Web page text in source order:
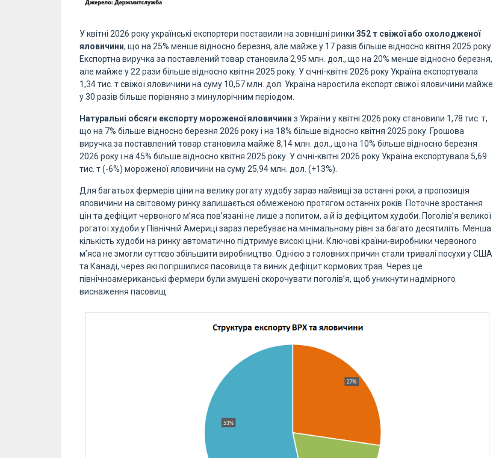
У квітні 2026 року українські експортери поставили на зовнішні ринки 352 т свіжої або охолодженої
яловичини, що на 25% менше відносно березня, але майже у 17 разів більше відносно квітня 2025 року.
Експортна виручка за поставлений товар становила 2,95 млн. дол., що на 20% менше відносно березня,
але майже у 22 рази більше відносно квітня 2025 року. У січні-квітні 2026 року Україна експортувала
1,34 тис. т свіжої яловичини на суму 10,57 млн. дол. Україна наростила експорт свіжої яловичини майже
у 30 разів більше порівняно з минулорічним періодом.
Натуральні обсяги експорту мороженої яловичини з України у квітні 2026 року становили 1,78 тис. т,
що на 7% більше відносно березня 2026 року і на 18% більше відносно квітня 2025 року. Грошова
виручка за поставлений товар становила майже 8,14 млн. дол., що на 10% більше відносно березня
2026 року і на 45% більше відносно квітня 2025 року. У січні-квітні 2026 року Україна експортувала 5,69
тис. т (-6%) мороженої яловичини на суму 25,94 млн. дол. (+13%).
Для багатьох фермерів ціни на велику рогату худобу зараз найвищі за останні роки, а пропозиція
яловичини на світовому ринку залишається обмеженою протягом останніх років. Поточне зростання
цін та дефіцит червоного м’яса пов’язані не лише з попитом, а й із дефіцитом худоби. Поголів’я великої
рогатої худоби у Північній Америці зараз перебуває на мінімальному рівні за багато десятиліть. Менша
кількість худоби на ринку автоматично підтримує високі ціни. Ключові країни-виробники червоного
м’яса не змогли суттєво збільшити виробництво. Однією з головних причин стали тривалі посухи у США
та Канаді, через які погіршилися пасовища та виник дефіцит кормових трав. Через це
північноамериканські фермери були змушені скорочувати поголів’я, щоб уникнути надмірного
виснаження пасовищ.